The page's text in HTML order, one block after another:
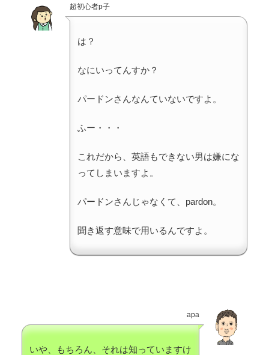
超初心者p子
は？
なにいってんすか？
パードンさんなんていないですよ。
ふー・・・
これだから、英語もできない男は嫌にな
ってしまいますよ。
パードンさんじゃなくて、pardon。
聞き返す意味で用いるんですよ。
apa
いや、もちろん、それは知っていますけ